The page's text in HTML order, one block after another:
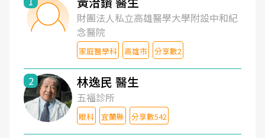
財團法人私立高雄醫學大學附設中和紀
念醫院
家庭醫學科 高雄市 分享數2
2 林逸民 醫生
五福診所
眼科 宜蘭縣 分享數542